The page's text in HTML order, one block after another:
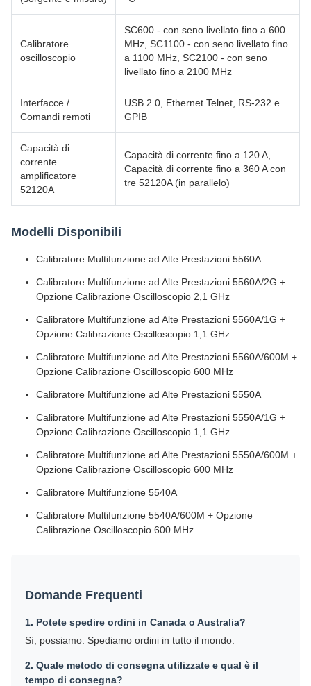
Calibratore
oscilloscopio
SC600 - con seno livellato fino a 600
MHz, SC1100 - con seno livellato fino
a 1100 MHz, SC2100 - con seno
livellato fino a 2100 MHz
Interfacce /
Comandi remoti
USB 2.0, Ethernet Telnet, RS-232 e
GPIB
Capacità di
corrente
amplificatore
52120A
Capacità di corrente fino a 120 A,
Capacità di corrente fino a 360 A con
tre 52120A (in parallelo)
Modelli Disponibili
Calibratore Multifunzione ad Alte Prestazioni 5560A
Calibratore Multifunzione ad Alte Prestazioni 5560A/2G +
Opzione Calibrazione Oscilloscopio 2,1 GHz
Calibratore Multifunzione ad Alte Prestazioni 5560A/1G +
Opzione Calibrazione Oscilloscopio 1,1 GHz
Calibratore Multifunzione ad Alte Prestazioni 5560A/600M +
Opzione Calibrazione Oscilloscopio 600 MHz
Calibratore Multifunzione ad Alte Prestazioni 5550A
Calibratore Multifunzione ad Alte Prestazioni 5550A/1G +
Opzione Calibrazione Oscilloscopio 1,1 GHz
Calibratore Multifunzione ad Alte Prestazioni 5550A/600M +
Opzione Calibrazione Oscilloscopio 600 MHz
Calibratore Multifunzione 5540A
Calibratore Multifunzione 5540A/600M + Opzione
Calibrazione Oscilloscopio 600 MHz
Domande Frequenti
1. Potete spedire ordini in Canada o Australia?
Sì, possiamo. Spediamo ordini in tutto il mondo.
2. Quale metodo di consegna utilizzate e qual è il
tempo di consegna?